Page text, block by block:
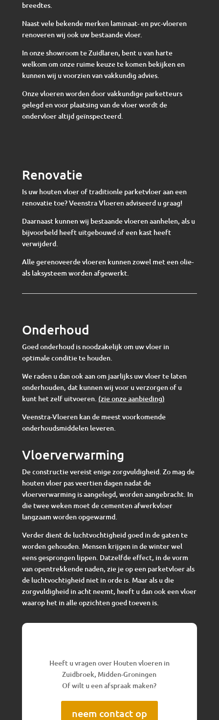
breedtes.
Naast vele bekende merken laminaat- en pvc-vloeren
renoveren wij ook uw bestaande vloer.
In onze showroom te Zuidlaren, bent u van harte
welkom om onze ruime keuze te komen bekijken en
kunnen wij u voorzien van vakkundig advies.
Onze vloeren worden door vakkundige parketteurs
gelegd en voor plaatsing van de vloer wordt de
ondervloer altijd geïnspecteerd.
Renovatie
Is uw houten vloer of traditionle parketvloer aan een
renovatie toe? Veenstra Vloeren adviseerd u graag!
Daarnaast kunnen wij bestaande vloeren aanhelen, als u
bijvoorbeld heeft uitgebouwd of een kast heeft
verwijderd.
Alle gerenoveerde vloeren kunnen zowel met een olie-
als laksysteem worden afgewerkt.
Onderhoud
Goed onderhoud is noodzakelijk om uw vloer in
optimale conditie te houden.
We raden u dan ook aan om jaarlijks uw vloer te laten
onderhouden, dat kunnen wij voor u verzorgen of u
kunt het zelf uitvoeren. (zie onze aanbieding)
Veenstra-Vloeren kan de meest voorkomende
onderhoudsmiddelen leveren.
Vloerverwarming
De constructie vereist enige zorgvuldigheid. Zo mag de
houten vloer pas veertien dagen nadat de
vloerverwarming is aangelegd, worden aangebracht. In
die twee weken moet de cementen afwerkvloer
langzaam worden opgewarmd.
Verder dient de luchtvochtigheid goed in de gaten te
worden gehouden. Mensen krijgen in de winter wel
eens gesprongen lippen. Datzelfde effect, in de vorm
van opentrekkende naden, zie je op een parketvloer als
de luchtvochtigheid niet in orde is. Maar als u die
zorgvuldigheid in acht neemt, heeft u dan ook een vloer
waarop het in alle opzichten goed toeven is.
Heeft u vragen over Houten vloeren in
Zuidbroek, Midden-Groningen
Of wilt u een afspraak maken?
neem contact op